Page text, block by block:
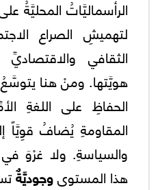
الرأسماليَّاتُ المحليَّةُ
لتهميشِ الصراع
الثقافي
هويَّتها. ومنْ هنا
الحفاظِ على اللغةِ
المقاومةِ يُضافُ قوِيَّاً
والسياسةِ. ولا غرْوَ
هذا المستوىوجوديَّةٌ